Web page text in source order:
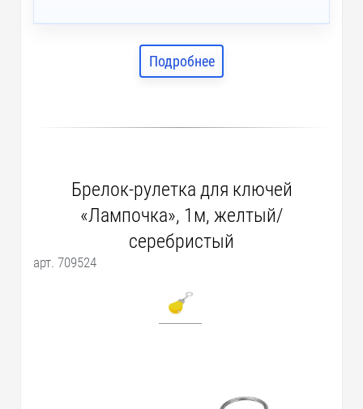
Подробнее
Брелок-рулетка для ключей
«Лампочка», 1м, желтый/
серебристый
арт. 709524